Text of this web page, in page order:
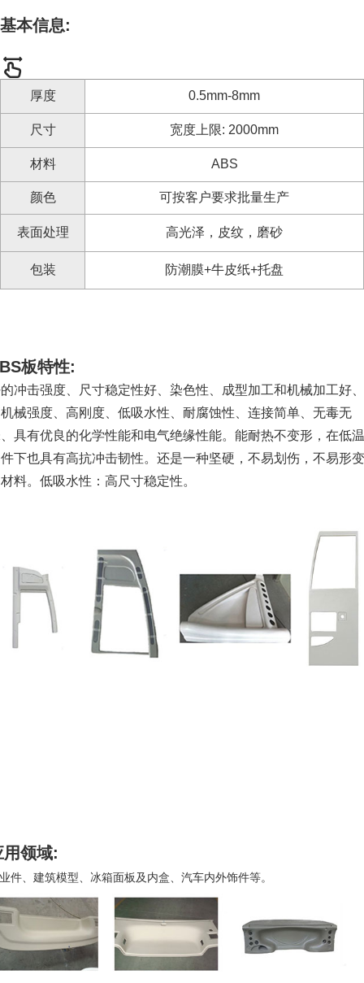
基本信息:
厚度 0.5mm-8mm
尺寸 宽度上限: 2000mm
材料 ABS
颜色 可按客户要求批量生产
表面处理 高光泽，皮纹，磨砂
包装 防潮膜+牛皮纸+托盘
板特性:
冲击强度、尺寸稳定性好、染色性、成型加工和机械加工好、
械强度、高刚度、低吸水性、耐腐蚀性、连接简单、无毒无
具有优良的化学性能和电气绝缘性能。能耐热不变形，在低温
下也具有高抗冲击韧性。还是一种坚硬，不易划伤，不易形变
料。低吸水性：高尺寸稳定性。
用领域:
件、建筑模型、冰箱面板及内盒、汽车内外饰件等。